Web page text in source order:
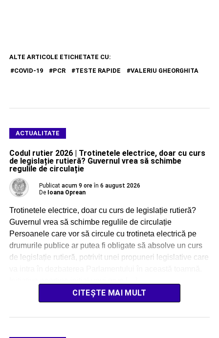
ALTE ARTICOLE ETICHETATE CU:
COVID-19
PCR TESTE RAPIDE VALERIU GHEORGHITA
ACTUALITATE
Codul rutier 2026 | Trotinetele electrice, doar cu curs
de legislație rutieră? Guvernul vrea să schimbe
regulile de circulație
Publicat acum 9 ore în 6 august 2026
De Ioana Oprean
Trotinetele electrice, doar cu curs de legislație rutieră?
Guvernul vrea să schimbe regulile de circulație
Persoanele care vor să circule cu trotineta electrică pe
drumurile publice ar putea fi obligate să absolve un curs
de legislație rutieră, potrivit unei propuneri legislative care
CITEȘTE MAI MULT